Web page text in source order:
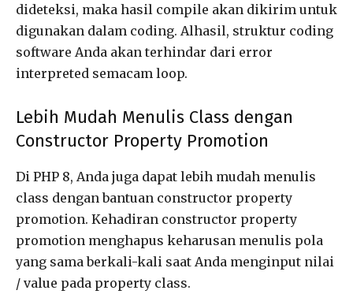
dideteksi, maka hasil compile akan dikirim untuk
digunakan dalam coding. Alhasil, struktur coding
software Anda akan terhindar dari error
interpreted semacam loop.
Lebih Mudah Menulis Class dengan
Constructor Property Promotion
Di PHP 8, Anda juga dapat lebih mudah menulis
class dengan bantuan constructor property
promotion. Kehadiran constructor property
promotion menghapus keharusan menulis pola
yang sama berkali-kali saat Anda menginput nilai
/ value pada property class.